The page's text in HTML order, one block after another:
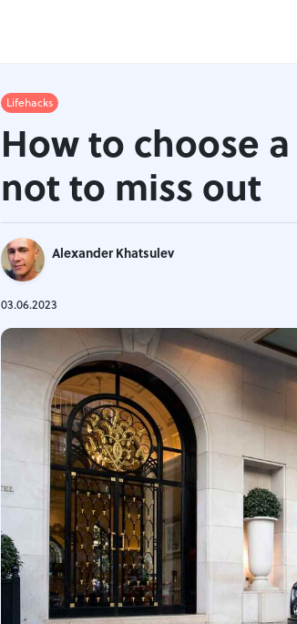
Lifehacks
How to choose
not to miss out
Alexander Khatsulev
03.06.2023